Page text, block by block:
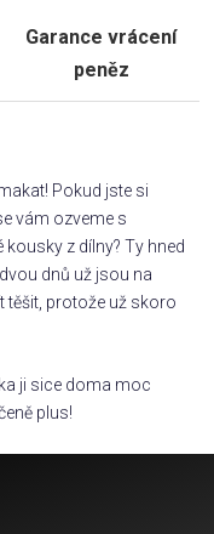
Garance vrácení
peněz
Pokud jste si
vám ozveme s
kousky z dílny? Ty hned
dnů už jsou na
těšit, protože už skoro
ji sice doma moc
plus!